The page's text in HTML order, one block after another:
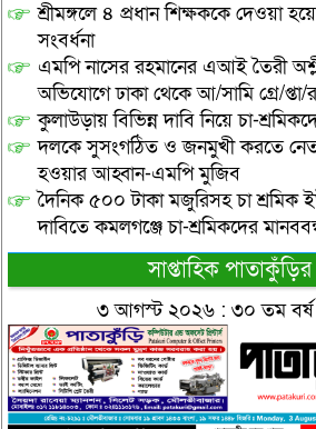
শ্রীমঙ্গলে ৪ প্রধান শিক্ষককে দেওয়া
সংবর্ধনা
এমপি নাসের রহমানের এআই তৈরী
অভিযোগে ঢাকা থেকে আ/সামি গ্রে/প্তা/র
কুলাউড়ায় বিভিন্ন দাবি নিয়ে চা-
দলকে সুসংগঠিত ও জনমুখী করতে
হওয়ার আহ্বান-এমপি মুজিব
দৈনিক ৫০০ টাকা মজুরিসহ চা শ্রমিক
দাবিতে কমলগঞ্জে চা-শ্রমিকদের
সাপ্তাহিক
৩ আগস্ট ২০২৬ : ৩০ তম বর্ষ